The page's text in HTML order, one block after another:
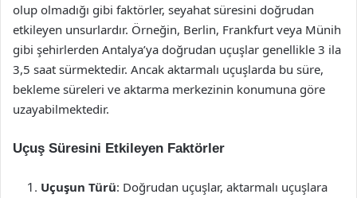
olup olmadığı gibi faktörler, seyahat süresini doğrudan
etkileyen unsurlardır. Örneğin, Berlin, Frankfurt veya Münih
gibi şehirlerden Antalya’ya doğrudan uçuşlar genellikle 3 ila
3,5 saat sürmektedir. Ancak aktarmalı uçuşlarda bu süre,
bekleme süreleri ve aktarma merkezinin konumuna göre
uzayabilmektedir.
Uçuş Süresini Etkileyen Faktörler
Uçuşun Türü: Doğrudan uçuşlar, aktarmalı uçuşlara